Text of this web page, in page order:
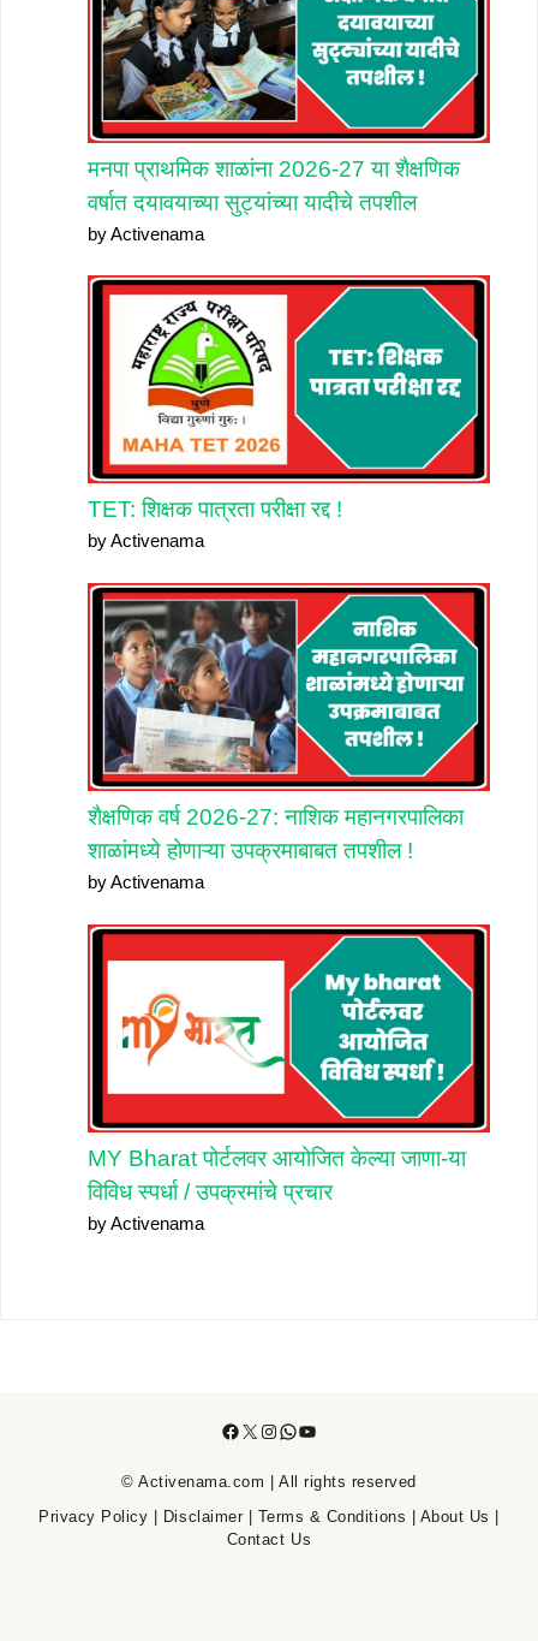
मनपा प्राथमिक शाळांना 2026-27 या शैक्षणिक
वर्षात दयावयाच्या सुट्यांच्या यादीचे तपशील
by Activenama
TET: शिक्षक पात्रता परीक्षा रद्द !
by Activenama
शैक्षणिक वर्ष 2026-27: नाशिक महानगरपालिका
शाळांमध्ये होणाऱ्या उपक्रमाबाबत तपशील !
by Activenama
MY Bharat पोर्टलवर आयोजित केल्या जाणा-या
विविध स्पर्धा / उपक्रमांचे प्रचार
by Activenama
Facebook
X Instagram
WhatsApp
YouTube
© Activenama.com | All rights reserved
Privacy Policy | Disclaimer | Terms & Conditions | About Us |
Contact Us